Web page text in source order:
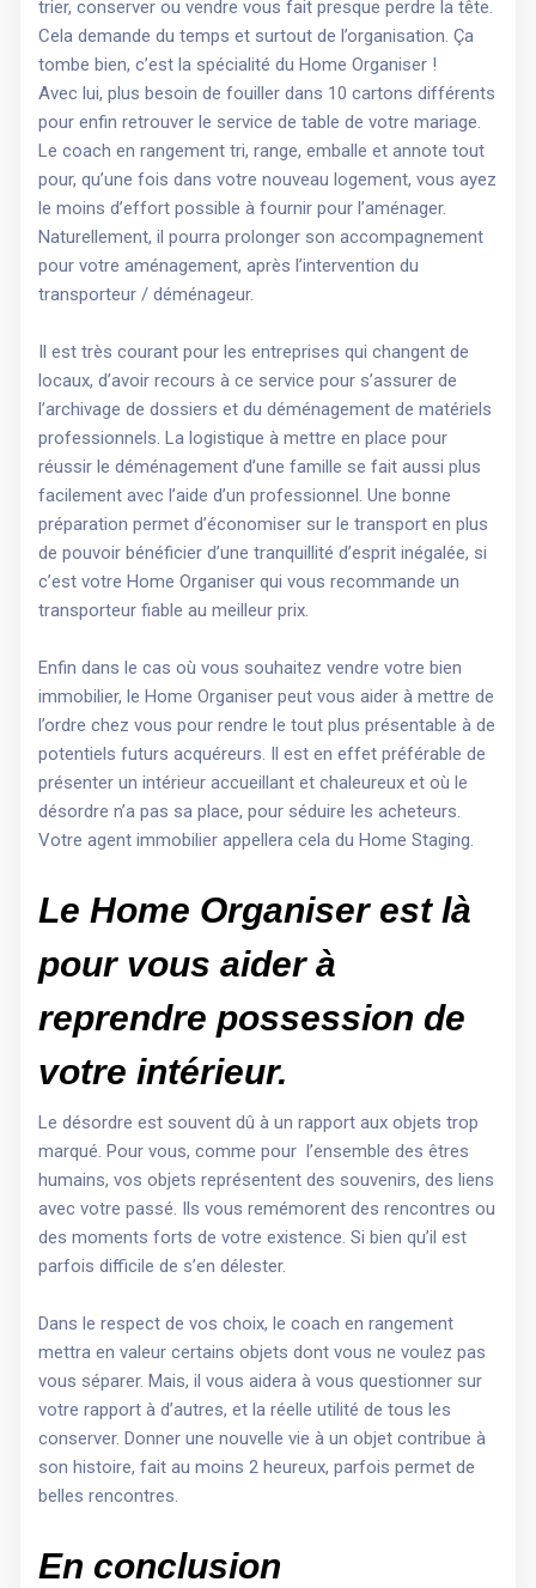
trier, conserver ou vendre vous fait presque perdre la tête.
Cela demande du temps et surtout de l’organisation. Ça
tombe bien, c’est la spécialité du Home Organiser !
Avec lui, plus besoin de fouiller dans 10 cartons différents
pour enfin retrouver le service de table de votre mariage.
Le coach en rangement tri, range, emballe et annote tout
pour, qu’une fois dans votre nouveau logement, vous ayez
le moins d’effort possible à fournir pour l’aménager.
Naturellement, il pourra prolonger son accompagnement
pour votre aménagement, après l’intervention du
transporteur / déménageur.
Il est très courant pour les entreprises qui changent de
locaux, d’avoir recours à ce service pour s’assurer de
l’archivage de dossiers et du déménagement de matériels
professionnels. La logistique à mettre en place pour
réussir le déménagement d’une famille se fait aussi plus
facilement avec l’aide d’un professionnel. Une bonne
préparation permet d’économiser sur le transport en plus
de pouvoir bénéficier d’une tranquillité d’esprit inégalée, si
c’est votre Home Organiser qui vous recommande un
transporteur fiable au meilleur prix.
Enfin dans le cas où vous souhaitez vendre votre bien
immobilier, le Home Organiser peut vous aider à mettre de
l’ordre chez vous pour rendre le tout plus présentable à de
potentiels futurs acquéreurs. Il est en effet préférable de
présenter un intérieur accueillant et chaleureux et où le
désordre n’a pas sa place, pour séduire les acheteurs.
Votre agent immobilier appellera cela du Home Staging.
Le Home Organiser est là
pour vous aider à
reprendre possession de
votre intérieur.
Le désordre est souvent dû à un rapport aux objets trop
marqué. Pour vous, comme pour l’ensemble des êtres
humains, vos objets représentent des souvenirs, des liens
avec votre passé. Ils vous remémorent des rencontres ou
des moments forts de votre existence. Si bien qu’il est
parfois difficile de s’en délester.
Dans le respect de vos choix, le coach en rangement
mettra en valeur certains objets dont vous ne voulez pas
vous séparer. Mais, il vous aidera à vous questionner sur
votre rapport à d’autres, et la réelle utilité de tous les
conserver. Donner une nouvelle vie à un objet contribue à
son histoire, fait au moins 2 heureux, parfois permet de
belles rencontres.
En conclusion